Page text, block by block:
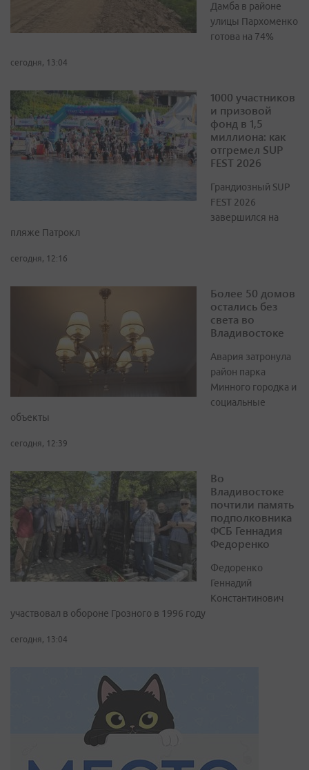
Дамба в районе
улицы Пархоменко
готова на 74%
сегодня, 13:04
1000 участников
и призовой
фонд в 1,5
миллиона: как
отгремел SUP
FEST 2026
Грандиозный SUP
FEST 2026
завершился на
пляже Патрокл
сегодня, 12:16
Более 50 домов
остались без
света во
Владивостоке
Авария затронула
район парка
Минного городка и
социальные
объекты
сегодня, 12:39
Во
Владивостоке
почтили память
подполковника
ФСБ Геннадия
Федоренко
Федоренко
Геннадий
Константинович
участвовал в обороне Грозного в 1996 году
сегодня, 13:04